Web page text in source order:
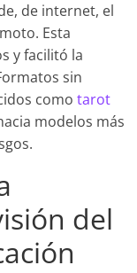
de internet, el
Esta
y facilitó la
sin
comotarot
modelos más
del